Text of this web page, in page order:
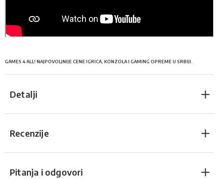
GAMES 4 ALL! NAJPOVOLJNIJE CENE IGRICA, KONZOLA I GAMING OPREME U SRBIJI.
Detalji
Recenzije
Pitanja i odgovori